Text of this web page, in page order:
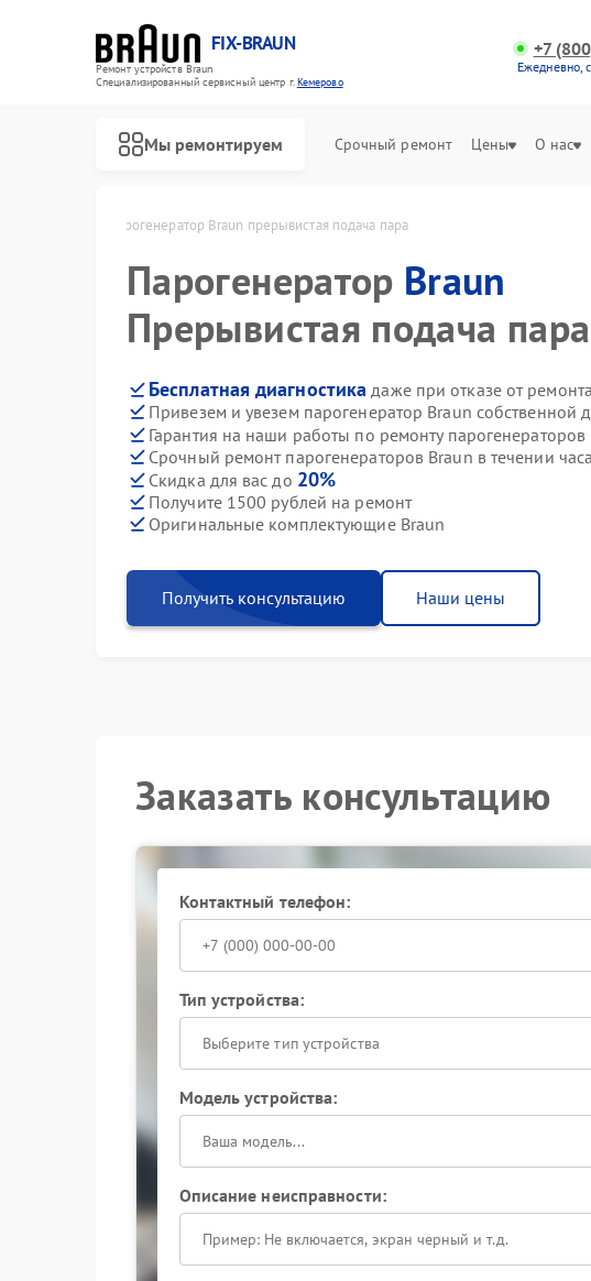
FIX-BRAUN
Ремонт устройств Braun
Специализированный cервисный центр г.Кемерово
+7
Ежедневно,
Мы ремонтируем Срочный ремонт Цены О нас
Парогенератор Braun прерывистая подача пара
Парогенератор Braun
Прерывистая подача пара
Бесплатная диагностика даже при отказе от ремонта
Привезем и увезем парогенератор Braun собственной
Гарантия на наши работы по ремонту парогенераторов
Срочный ремонт парогенераторов Braun в течении часа
Скидка для вас до 20%
Получите 1500 рублей на ремонт
Оригинальные комплектующие Braun
Получить консультацию Наши цены
Заказать консультацию
Контактный телефон:
Тип устройства:
Выберите тип устройства
Модель устройства:
Описание неисправности: